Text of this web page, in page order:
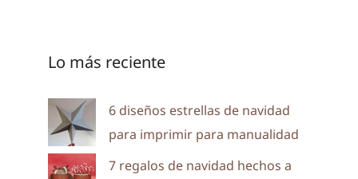
Lo más reciente
6 diseños estrellas de navidad
para imprimir para manualidad
7 regalos de navidad hechos a